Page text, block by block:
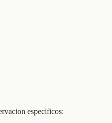
especificos: